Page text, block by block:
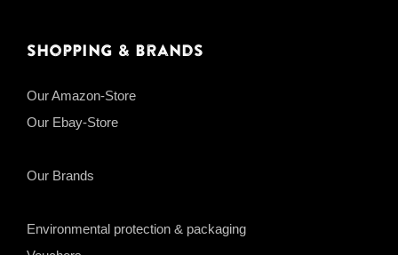
Shopping & Brands
Our Amazon-Store
Our Ebay-Store
Our Brands
Environmental protection & packaging